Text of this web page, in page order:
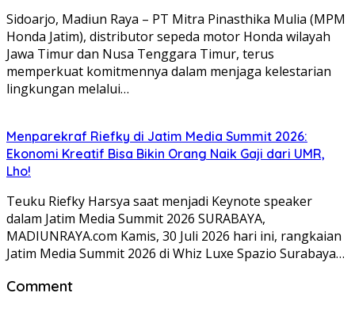
Sidoarjo, Madiun Raya – PT Mitra Pinasthika Mulia (MPM
Honda Jatim), distributor sepeda motor Honda wilayah
Jawa Timur dan Nusa Tenggara Timur, terus
memperkuat komitmennya dalam menjaga kelestarian
lingkungan melalui…
Menparekraf Riefky di Jatim Media Summit 2026:
Ekonomi Kreatif Bisa Bikin Orang Naik Gaji dari UMR,
Lho!
Teuku Riefky Harsya saat menjadi Keynote speaker
dalam Jatim Media Summit 2026 SURABAYA,
MADIUNRAYA.com Kamis, 30 Juli 2026 hari ini, rangkaian
Jatim Media Summit 2026 di Whiz Luxe Spazio Surabaya…
Comment